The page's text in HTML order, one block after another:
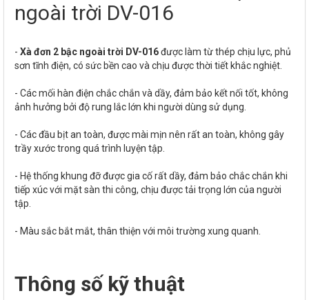
ngoài trời DV-016
- Xà đơn 2 bậc ngoài trời DV-016được làm từ thép chịu lực, phủ
sơn tĩnh điện, có sức bền cao và chịu được thời tiết khắc nghiệt.
- Các mối hàn điện chắc chắn và dầy, đảm bảo kết nối tốt, không
ảnh hưởng bởi độ rung lắc lớn khi người dùng sử dụng.
- Các đầu bịt an toàn, được mài mịn nên rất an toàn, không gây
trầy xước trong quá trình luyện tập.
- Hệ thống khung đỡ được gia cố rất dầy, đảm bảo chắc chắn khi
tiếp xúc với mặt sàn thi công, chịu được tải trọng lớn của người
tập.
- Màu sắc bắt mắt, thân thiện với môi trường xung quanh.
Thông số kỹ thuật